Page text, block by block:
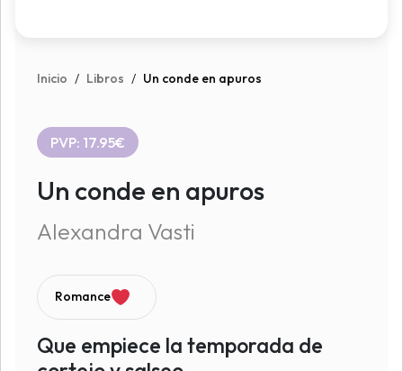
Inicio / Libros / Un conde en apuros
PVP: 17.95€
Un conde en apuros
Alexandra Vasti
Romance
Que empiece la temporada de